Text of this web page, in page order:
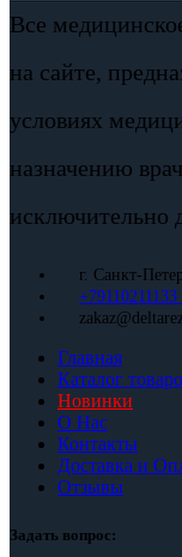
Все
на сайте,
условиях
назначению
исключительно
г. Санкт-
Главная
Каталог
Новинки
О Нас
Контакты
Доставка и
Отзывы
Задать вопрос: